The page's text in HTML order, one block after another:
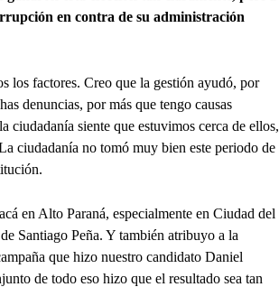
en contra de su administración
los factores. Creo que la gestión ayudó, por
denuncias, por más que tengo causas
ciudadanía siente que estuvimos cerca de ellos,
ciudadanía no tomó muy bien este periodo de
en Alto Paraná, especialmente en Ciudad del
Santiago Peña. Y también atribuyo a la
que hizo nuestro candidato Daniel
de todo eso hizo que el resultado sea tan